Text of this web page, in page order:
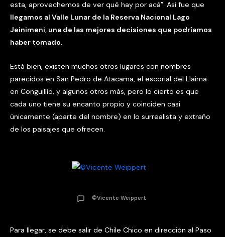
esta, aprovechemos de ver qué hay por acá”. Así fue que
llegamos al Valle Lunar de la Reserva Nacional Lago
Jeinimeni, una de las mejores decisiones que podríamos
haber tomado.
Está bien, existen muchos otros lugares con nombres
parecidos en San Pedro de Atacama, el escorial del Llaima
en Conguillío, y algunos otros más, pero lo cierto es que
cada uno tiene su encanto propio y coinciden casi
únicamente (aparte del nombre) en lo surrealista y extraño
de los paisajes que ofrecen.
©Vicente Weippert
Para llegar, se debe salir de Chile Chico en dirección al Paso